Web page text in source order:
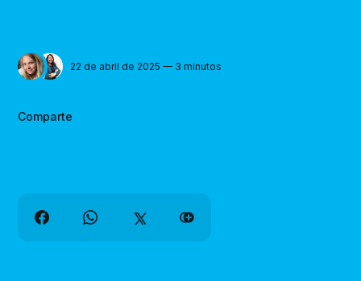
22 de abril de 2025 — 3 minutos
Comparte